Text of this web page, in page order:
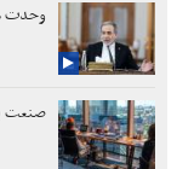
وحدت
صنعت